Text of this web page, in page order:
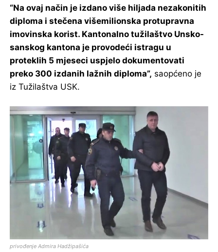
“Na ovaj način je izdano više hiljada nezakonitih
diploma i stečena višemilionska protupravna
imovinska korist. Kantonalno tužilaštvo Unsko-
sanskog kantona je provodeći istragu u
proteklih 5 mjeseci uspjelo dokumentovati
preko 300 izdanih lažnih diploma”, saopćeno je
iz Tužilaštva USK.
privođenje Admira Hadžipašića